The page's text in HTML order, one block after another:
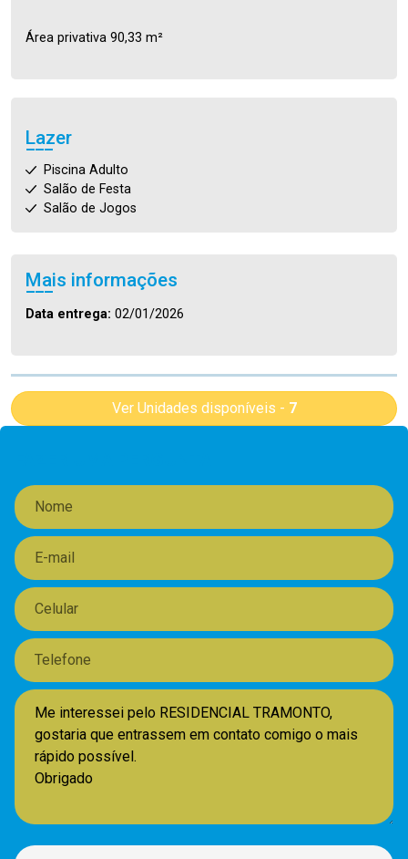
Área privativa 90,33 m²
Lazer
Piscina Adulto
Salão de Festa
Salão de Jogos
Mais informações
Data entrega: 02/01/2026
Ver Unidades disponíveis - 7